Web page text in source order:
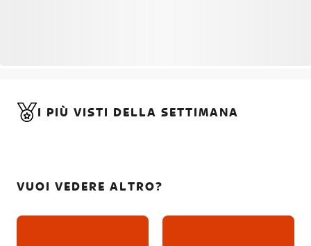
I PIÙ VISTI DELLA SETTIMANA
VUOI VEDERE ALTRO?